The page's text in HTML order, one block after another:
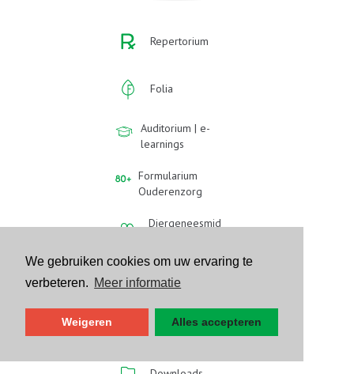
We gebruiken cookies om uw ervaring te
verbeteren. Meer informatie
Weigeren Alles accepteren
Repertorium
Folia
Auditorium | e-
learnings
Formularium
Ouderenzorg
Diergeneesmid
Evenementen
Vraag van de
week